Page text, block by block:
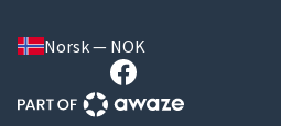
Norsk — NOK